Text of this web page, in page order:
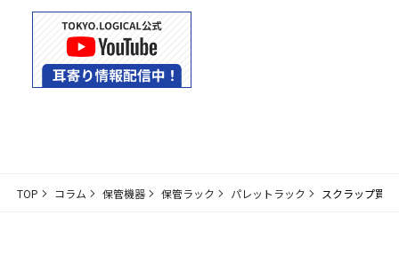
TOP コラム 保管機器 保管ラック パレットラック スクラップ買